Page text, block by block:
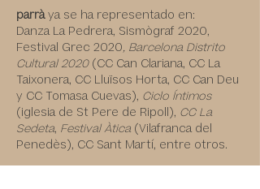
parràya se ha representado en:
Danza La Pedrera, Sismògraf 2020,
Festival Grec 2020, Barcelona Distrito
Cultural 2020(CC Can Clariana, CC La
Taixonera, CC Lluïsos Horta, CC Can Deu
y CC Tomasa Cuevas), Ciclo Íntimos
(iglesia de St Pere de Ripoll), CC La
Sedeta, Festival Àtica (Vilafranca del
Penedès), CC Sant Martí, entre otros.